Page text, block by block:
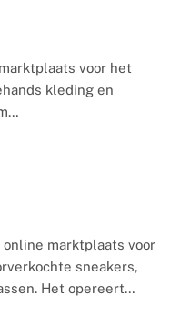
voor het
kleding en
online marktplaats voor
sneakers,
Het opereert…